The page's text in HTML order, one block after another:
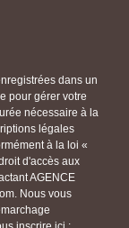
dans un
pour gérer votre
nécessaire à la
légales
à la loi «
d'accès aux
AGENCE
Nous vous